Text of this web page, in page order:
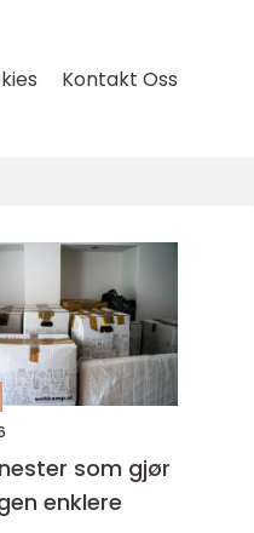
Kontakt Oss
som gjør
enklere